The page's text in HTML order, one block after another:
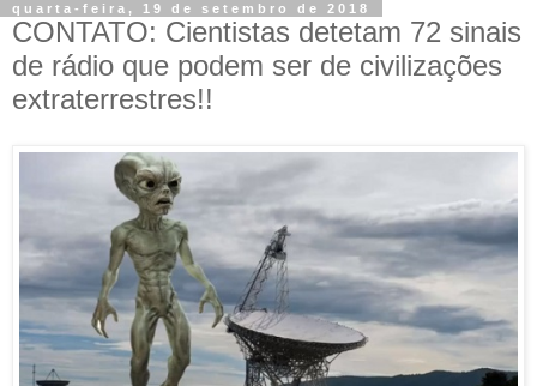
quarta-feira, 19 de setembro de 2018
CONTATO: Cientistas detetam 72 sinais
de rádio que podem ser de civilizações
extraterrestres!!